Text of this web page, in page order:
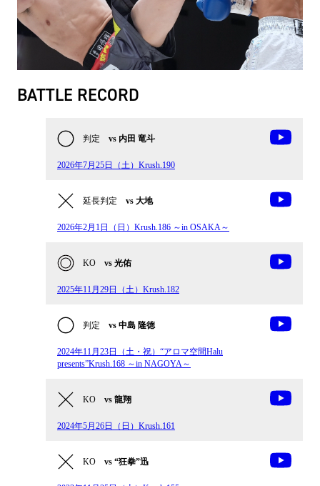
BATTLE RECORD
判定 vs 内田 竜斗
2026年7月25日（土）Krush.190
延長判定 vs 大地
2026年2月1日（日）Krush.186 ～in OSAKA～
KO vs 光佑
2025年11月29日（土）Krush.182
判定 vs 中島 隆徳
2024年11月23日（土・祝）“アロマ空間Halu
presents”Krush.168 ～in NAGOYA～
KO vs 龍翔
2024年5月26日（日）Krush.161
KO vs “狂拳”迅